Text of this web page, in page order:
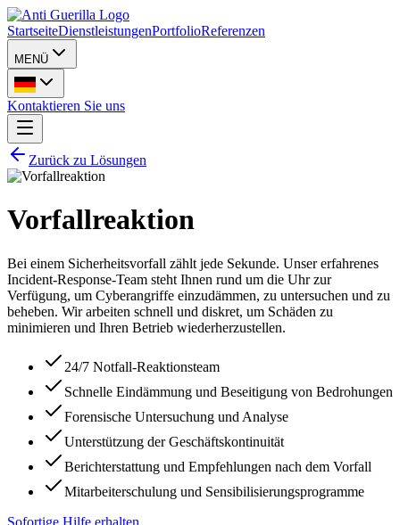
StartseiteDienstleistungenPortfolioReferenzen
MENÜ
Kontaktieren Sie uns
Zurück zu Lösungen
Vorfallreaktion
Bei einem Sicherheitsvorfall zählt jede Sekunde. Unser erfahrenes
Incident-Response-Team steht Ihnen rund um die Uhr zur
Verfügung, um Cyberangriffe einzudämmen, zu untersuchen und zu
beheben. Wir arbeiten schnell und diskret, um Schäden zu
minimieren und Ihren Betrieb wiederherzustellen.
24/7 Notfall-Reaktionsteam
Schnelle Eindämmung und Beseitigung von Bedrohungen
Forensische Untersuchung und Analyse
Unterstützung der Geschäftskontinuität
Berichterstattung und Empfehlungen nach dem Vorfall
Mitarbeiterschulung und Sensibilisierungsprogramme
Sofortige Hilfe erhalten